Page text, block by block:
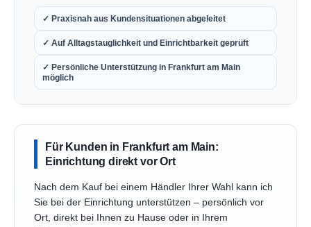
✓ Praxisnah aus Kundensituationen abgeleitet
✓ Auf Alltagstauglichkeit und Einrichtbarkeit geprüft
✓ Persönliche Unterstützung in Frankfurt am Main
möglich
Für Kunden in Frankfurt am Main:
Einrichtung direkt vor Ort
Nach dem Kauf bei einem Händler Ihrer Wahl kann ich
Sie bei der Einrichtung unterstützen – persönlich vor
Ort, direkt bei Ihnen zu Hause oder in Ihrem